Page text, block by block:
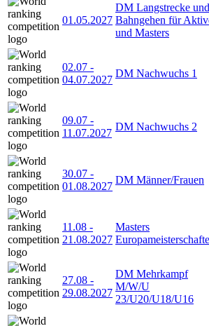
01.05.2027
DM Langstrecke und
Bahngehen für
und Masters
02.07 -
04.07.2027
DM Nachwuchs 1
09.07 -
11.07.2027
DM Nachwuchs 2
30.07 -
01.08.2027
DM Männer/Frauen
11.08 -
21.08.2027
Masters
27.08 -
29.08.2027
DM Mehrkampf
M/W/U
23/U20/U18/U16